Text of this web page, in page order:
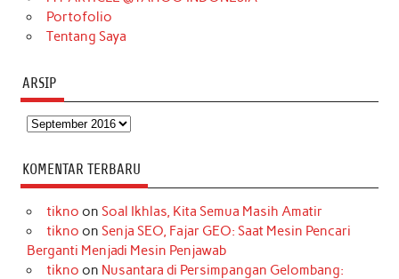
Portofolio
Tentang Saya
ARSIP
Arsip
KOMENTAR TERBARU
tikno on Soal Ikhlas, Kita Semua Masih Amatir
tikno on Senja SEO, Fajar GEO: Saat Mesin Pencari
Berganti Menjadi Mesin Penjawab
tikno on Nusantara di Persimpangan Gelombang: